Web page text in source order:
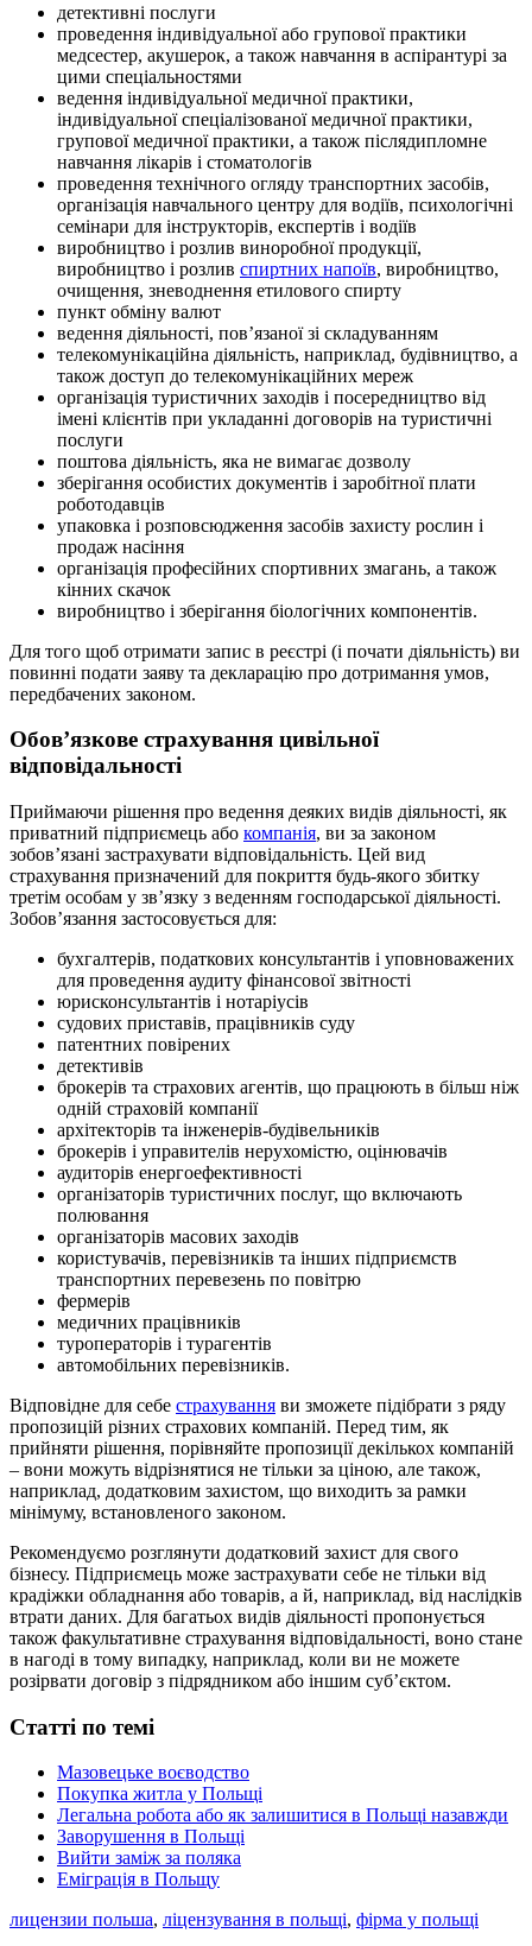
детективні послуги
проведення індивідуальної або групової практики
медсестер, акушерок, а також навчання в аспірантурі за
цими спеціальностями
ведення індивідуальної медичної практики,
індивідуальної спеціалізованої медичної практики,
групової медичної практики, а також післядипломне
навчання лікарів і стоматологів
проведення технічного огляду транспортних засобів,
організація навчального центру для водіїв, психологічні
семінари для інструкторів, експертів і водіїв
виробництво і розлив виноробної продукції,
виробництво і розлив спиртних напоїв, виробництво,
очищення, зневоднення етилового спирту
пункт обміну валют
ведення діяльності, пов’язаної зі складуванням
телекомунікаційна діяльність, наприклад, будівництво, а
також доступ до телекомунікаційних мереж
організація туристичних заходів і посередництво від
імені клієнтів при укладанні договорів на туристичні
послуги
поштова діяльність, яка не вимагає дозволу
зберігання особистих документів і заробітної плати
роботодавців
упаковка і розповсюдження засобів захисту рослин і
продаж насіння
організація професійних спортивних змагань, а також
кінних скачок
виробництво і зберігання біологічних компонентів.
Для того щоб отримати запис в реєстрі (і почати діяльність) ви
повинні подати заяву та декларацію про дотримання умов,
передбачених законом.
Обов’язкове страхування цивільної
відповідальності
Приймаючи рішення про ведення деяких видів діяльності, як
приватний підприємець або компанія, ви за законом
зобов’язані застрахувати відповідальність. Цей вид
страхування призначений для покриття будь-якого збитку
третім особам у зв’язку з веденням господарської діяльності.
Зобов’язання застосовується для:
бухгалтерів, податкових консультантів і уповноважених
для проведення аудиту фінансової звітності
юрисконсультантів і нотаріусів
судових приставів, працівників суду
патентних повірених
детективів
брокерів та страхових агентів, що працюють в більш ніж
одній страховій компанії
архітекторів та інженерів-будівельників
брокерів і управителів нерухомістю, оцінювачів
аудиторів енергоефективності
організаторів туристичних послуг, що включають
полювання
організаторів масових заходів
користувачів, перевізників та інших підприємств
транспортних перевезень по повітрю
фермерів
медичних працівників
туроператорів і турагентів
автомобільних перевізників.
Відповідне для себе страхування ви зможете підібрати з ряду
пропозицій різних страхових компаній. Перед тим, як
прийняти рішення, порівняйте пропозиції декількох компаній
– вони можуть відрізнятися не тільки за ціною, але також,
наприклад, додатковим захистом, що виходить за рамки
мінімуму, встановленого законом.
Рекомендуємо розглянути додатковий захист для свого
бізнесу. Підприємець може застрахувати себе не тільки від
крадіжки обладнання або товарів, а й, наприклад, від наслідків
втрати даних. Для багатьох видів діяльності пропонується
також факультативне страхування відповідальності, воно стане
в нагоді в тому випадку, наприклад, коли ви не можете
розірвати договір з підрядником або іншим суб’єктом.
Статті по темі
Мазовецьке воєводство
Покупка житла у Польщі
Легальна робота або як залишитися в Польщі назавжди
Заворушення в Польщі
Вийти заміж за поляка
Еміграція в Польщу
лицензии польша, ліцензування в польщі, фірма у польщі